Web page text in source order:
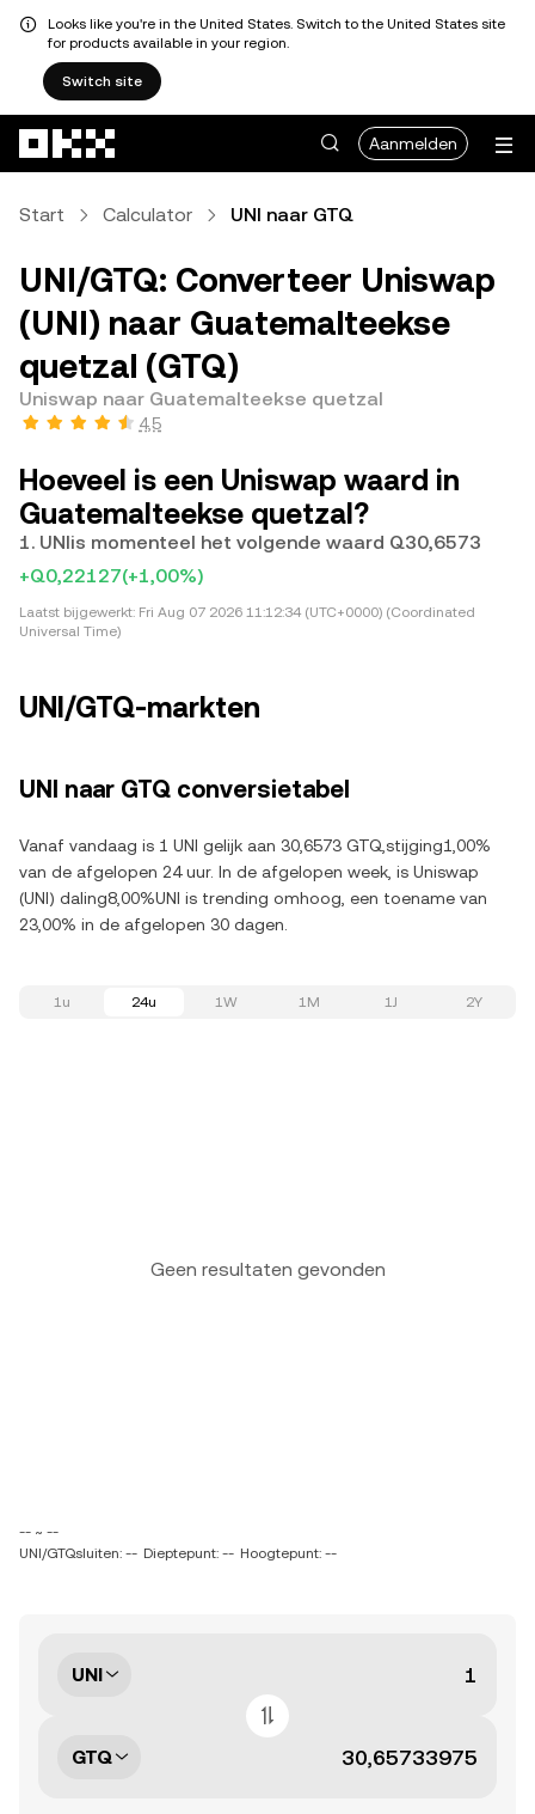
Looks like you're in the United States. Switch to the United States site
for products available in your region.
Switch site
Aanmelden
Start Calculator UNI naar GTQ
UNI/GTQ: Converteer Uniswap
(UNI) naar Guatemalteekse
quetzal (GTQ)
Uniswap naar Guatemalteekse quetzal
4,5
Hoeveel is een Uniswap waard in
Guatemalteekse quetzal?
1. UNIis momenteel het volgende waard Q30,6573
+Q0,22127(+1,00%)
Laatst bijgewerkt: Fri Aug 07 2026 11:12:34 (UTC+0000) (Coordinated
Universal Time)
UNI/GTQ-markten
UNI naar GTQ conversietabel
Vanaf vandaag is 1 UNI gelijk aan 30,6573 GTQ,stijging1,00%
van de afgelopen 24 uur. In de afgelopen week, is Uniswap
(UNI) daling8,00%UNI is trending omhoog, een toename van
23,00% in de afgelopen 30 dagen.
1u 24u 1W 1M 1J 2Y
Geen resultaten gevonden
-- ~ --
UNI/GTQsluiten: -- Dieptepunt: -- Hoogtepunt: --
UNI
GTQ